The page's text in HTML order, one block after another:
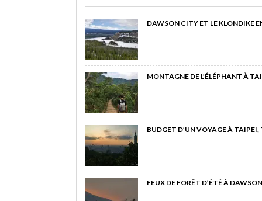
DAWSON CITY ET LE KLONDIKE
MONTAGNE DE L’ÉLÉPHANT À
BUDGET D’UN VOYAGE À
FEUX DE FORÊT D’ÉTÉ À